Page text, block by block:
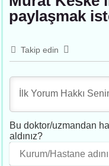
paylaşmak
Takip edin
Bu doktor/uzmandan
aldınız?